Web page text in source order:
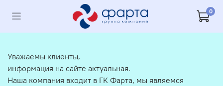
0
Уважаемы клиенты,
информация на сайте актуальная.
Наша компания входит в ГК Фарта, мы являемся